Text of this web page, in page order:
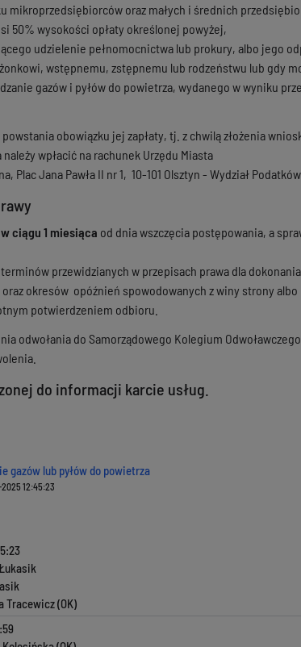
mikroprzedsiębiorców oraz małych i średnich
50% wysokości opłaty określonej powyżej,
udzielenie pełnomocnictwa lub prokury, albo jego
wstępnemu, zstępnemu lub rodzeństwu lub gdy
gazów i pyłów do powietrza, wydanego w wyniku
obowiązku jej zapłaty, tj. z chwilą złożenia
wpłacić na rachunek Urzędu Miasta
Plac Jana Pawła II nr 1, 10-101 Olsztyn - Wydział
w ciągu 1 miesiąca od dnia wszczęcia postępowania, a
przewidzianych w przepisach prawa dla
okresów opóźnień spowodowanych z winy strony albo
potwierdzeniem odbioru.
odwołania do Samorządowego Kolegium
do informacji karcie usług.
gazów lub pyłów do powietrza
12:45:23
Tracewicz (OK)